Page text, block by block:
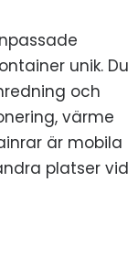
unik. Du
och
värme
är mobila
platser vid